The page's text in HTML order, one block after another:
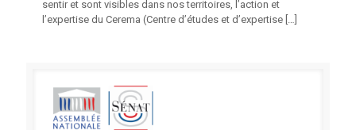
sentir et sont visibles dans nos territoires, l’action et
l’expertise du Cerema (Centre d’études et d’expertise